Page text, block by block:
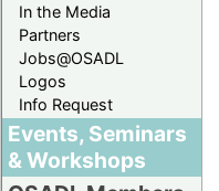
In the Media
Partners
Jobs@OSADL
Logos
Info Request
Events, Seminars
& Workshops